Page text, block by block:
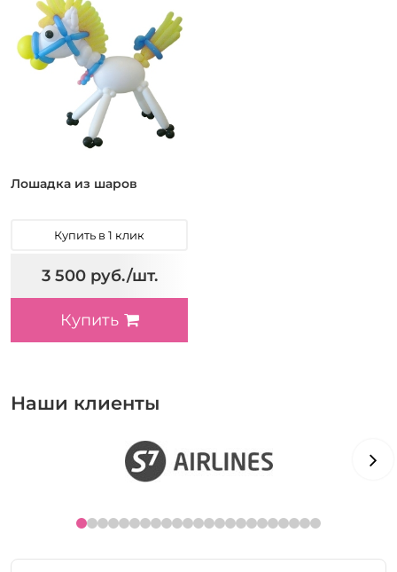
Лошадка из шаров
Купить в 1 клик
3 500 руб./шт.
Купить
Наши клиенты